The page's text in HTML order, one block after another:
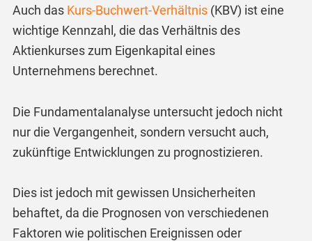
Auch das Kurs-Buchwert-Verhältnis (KBV) ist eine
wichtige Kennzahl, die das Verhältnis des
Aktienkurses zum Eigenkapital eines
Unternehmens berechnet.
Die Fundamentalanalyse untersucht jedoch nicht
nur die Vergangenheit, sondern versucht auch,
zukünftige Entwicklungen zu prognostizieren.
Dies ist jedoch mit gewissen Unsicherheiten
behaftet, da die Prognosen von verschiedenen
Faktoren wie politischen Ereignissen oder